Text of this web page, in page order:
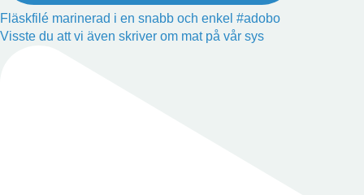
Fläskfilé marinerad i en snabb och enkel #adobo
Visste du att vi även skriver om mat på vår sys